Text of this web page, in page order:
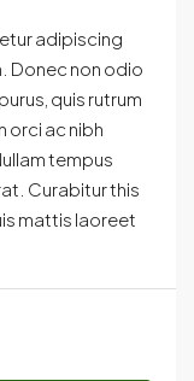
adipiscing
Donec non odio
quis rutrum
orci ac nibh
tempus
Curabitur this
mattis laoreet